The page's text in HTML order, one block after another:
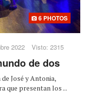
6 PHOTOS
2022 Visto: 2315
de dos
José y Antonia,
que presentan los ...